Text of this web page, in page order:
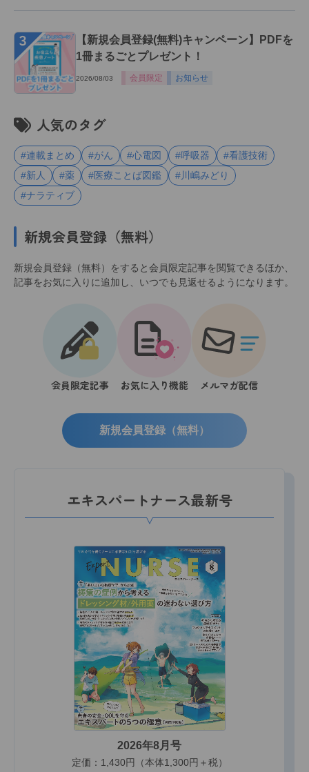
３
【新規会員登録(無料)キャンペーン】PDFを
1冊まるごとプレゼント！
2026/08/03 会員限定 お知らせ
人気のタグ
#連載まとめ #がん #心電図 #呼吸器
#看護技術
#新人
#薬 #医療ことば図鑑
#川嶋みどり
#ナラティブ
新規会員登録（無料）
新規会員登録（無料）をすると会員限定記事を閲覧できるほか、
記事をお気に入りに追加し、いつでも見返せるようになります。
会員限定記事 お気に入り機能 メルマガ配信
新規会員登録（無料）
エキスパートナース最新号
2026年8月号
定価：1,430円（本体1,300円＋税）